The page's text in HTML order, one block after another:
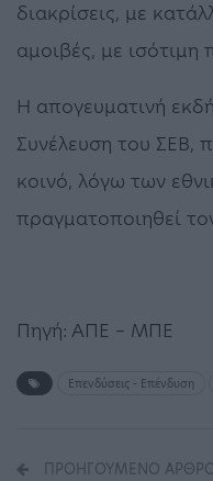
διακρίσεις, με
αμοιβές, με
Η απογευματινή
Συνέλευση του ΣΕΒ,
κοινό, λόγω των
πραγματοποιηθεί
Πηγή: ΑΠΕ – ΜΠΕ
Επενδύσεις - Επένδυση
ΠΡΟΗΓΟΎΜΕΝΟ